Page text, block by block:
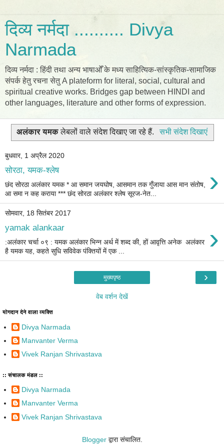
दिव्य नर्मदा .......... Divya
Narmada
दिव्य नर्मदा : हिंदी तथा अन्य भाषाओँ के मध्य साहित्यिक-सांस्कृतिक-सामाजिक
संपर्क हेतु रचना सेतु A plateform for literal, social, cultural and
spiritual creative works. Bridges gap between HINDI and
other languages, literature and other forms of expression.
अलंकार यमकलेबलों वाले संदेश दिखाए जा रहे हैं. सभी संदेश दिखाएं
बुधवार, 1 अप्रैल 2020
सोरठा, यमक-श्लेष ›
छंद सोरठा अलंकार यमक * आ समान जयघोष, आसमान तक गुँजाया आस मान संतोष,
आ समा न कह कराया *** छंद सोरठा अलंकार श्लेष सूरज-नेत...
सोमवार, 18 सितंबर 2017
yamak alankaar ›
:अलंकार चर्चा ०९ : यमक अलंकार भिन्न अर्थ में शब्द की, हों आवृत्ति अनेक अलंकार
है यमक यह, कहते सुधि सविवेक पंक्तियों में एक ...
›
मुख्यपृष्ठ
वेब वर्शन देखें
योगदान देने वाला व्यक्ति
Divya Narmada
Manvanter Verma
Vivek Ranjan Shrivastava
:: संचालक मंडल ::
Divya Narmada
Manvanter Verma
Vivek Ranjan Shrivastava
Bloggerद्वारा संचालित.